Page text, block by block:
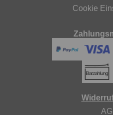
Cookie